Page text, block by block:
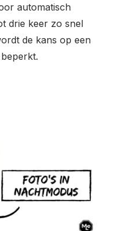
automatisch
drie keer zo snel
de kans op een